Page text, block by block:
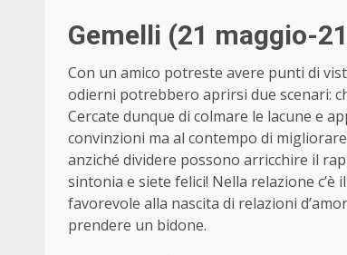
Gemelli (21 maggio-
Con un amico potreste avere punti di
odierni potrebbero aprirsi due scenari:
Cercate dunque di colmare le lacune e
convinzioni ma al contempo di
anziché dividere possono arricchire il
sintonia e siete felici! Nella relazione
favorevole alla nascita di relazioni
prendere un bidone.